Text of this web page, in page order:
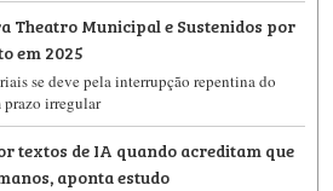
Theatro Municipal e Sustenidos por
em 2025
se deve pela interrupção repentina do
prazo irregular
textos de IA quando acreditam que
aponta estudo